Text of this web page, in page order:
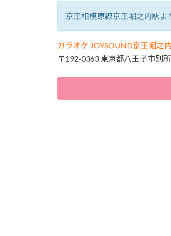
京王相模原線京王堀之内駅よ
カラオケ JOYSOUND京王堀之
〒192-0363 東京都八王子市別